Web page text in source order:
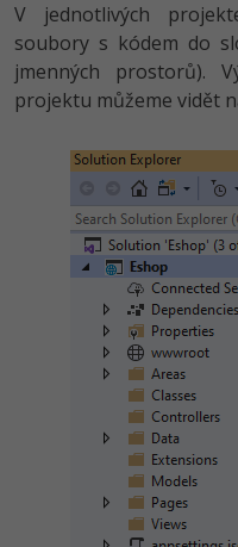
V jednotlivých
soubory s kódem do
jmenných prostorů).
projektu můžeme vidět